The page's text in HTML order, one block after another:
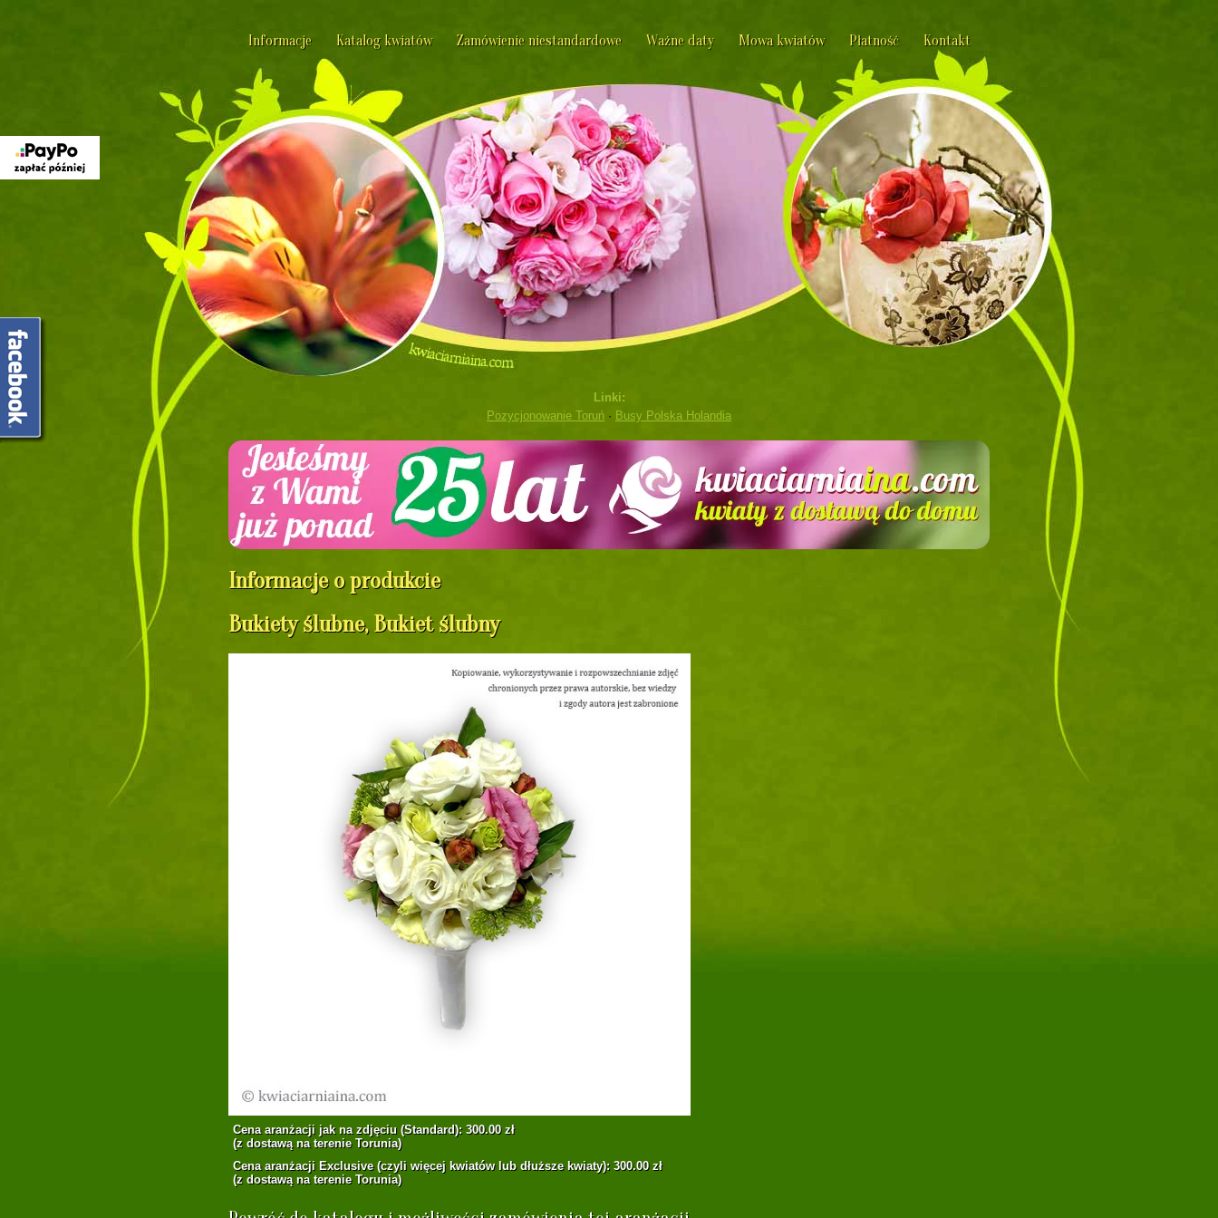
Informacje Katalog kwiatów Zamówienie niestandardowe Ważne daty Mowa kwiatów Płatność Kontakt
Linki:
Pozycjonowanie Toruń · Busy Polska Holandia
Informacje o produkcie
Bukiety ślubne, Bukiet ślubny
Cena aranżacji jak na zdjęciu (Standard): 300.00 zł
(z dostawą na terenie Torunia)
Cena aranżacji Exclusive (czyli więcej kwiatów lub dłuższe kwiaty): 300.00 zł
(z dostawą na terenie Torunia)